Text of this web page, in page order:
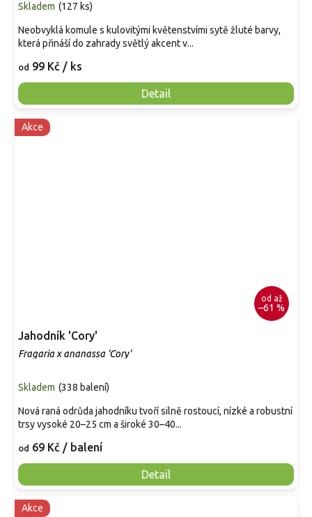
Skladem (127 ks)
od 99 Kč / ks
Detail
Neobvyklá komule s kulovitými květenstvími sytě žluté barvy,
která přináší do zahrady světlý akcent v...
Akce
od až
–61 %
Jahodník 'Cory'
Fragaria x ananassa 'Cory'
Skladem (338 balení)
od 69 Kč / balení
Detail
Nová raná odrůda jahodníku tvoří silně rostoucí, nízké a robustní
trsy vysoké 20–25 cm a široké 30–40...
Akce